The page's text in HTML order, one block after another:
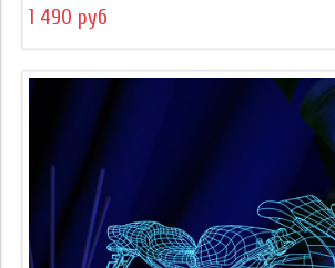
1 490 руб